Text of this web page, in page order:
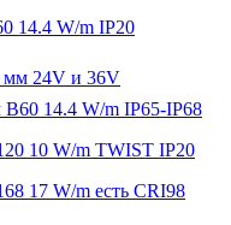
14.4 W/m IP20
мм 24V и 36V
14.4 W/m IP65-IP68
10 W/m TWIST IP20
17 W/m есть CRI98